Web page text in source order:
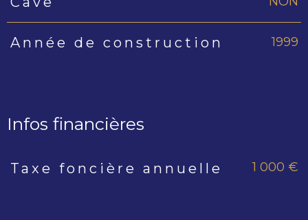
Année de construction 1999
Infos financières
Caractéristiques Valeurs
Taxe foncière annuelle 1 000 €